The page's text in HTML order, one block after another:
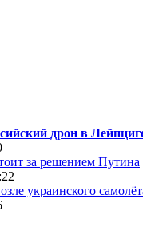
дрон в
за решением Путина
украинского